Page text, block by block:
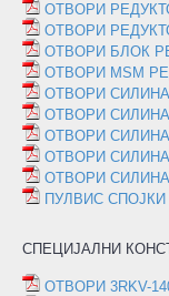
ОТВОРИ
ОТВОРИ
ОТВОРИ БЛОК
ОТВОРИ MSM
ОТВОРИ СИЛИНА
ОТВОРИ СИЛИНА
ОТВОРИ СИЛИНА
ОТВОРИ СИЛИНА
ОТВОРИ СИЛИНА
ПУЛВИС СПОЈКИ
СПЕЦИЈАЛНИ
ОТВОРИ 3RKV-